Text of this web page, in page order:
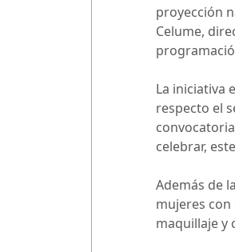
proyección
Celume,
La iniciativa
respecto el
celebrar,
Además de
mujeres con
maquillaje y